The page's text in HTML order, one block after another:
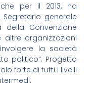
per il 2013, ha
Segretario generale
della Convenzione
organizzazioni
la società
politico”. Progetto
forte di tutti i livelli